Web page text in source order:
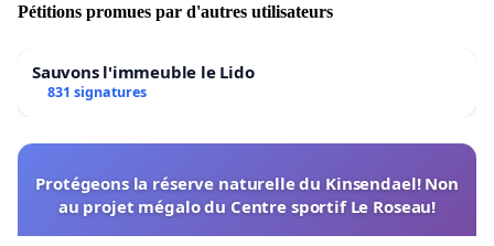
Pétitions promues par d'autres utilisateurs
Sauvons l'immeuble le Lido
831 signatures
Protégeons la réserve naturelle du Kinsendael! Non
au projet mégalo du Centre sportif Le Roseau!